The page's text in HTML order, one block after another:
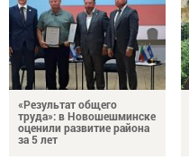
«Результат общего
труда»: в Новошешминске
оценили развитие района
за 5 лет